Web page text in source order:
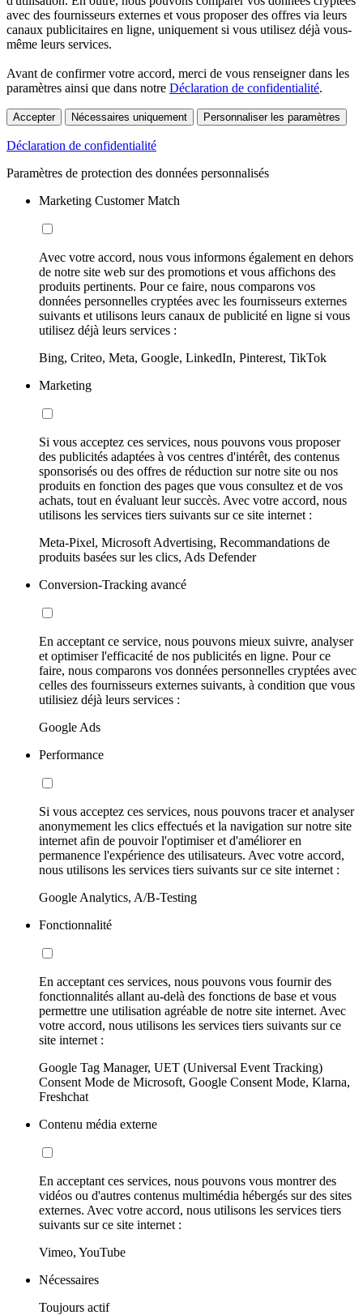
avec des fournisseurs externes et vous proposer des offres via leurs
canaux publicitaires en ligne, uniquement si vous utilisez déjà vous-
même leurs services.
Avant de confirmer votre accord, merci de vous renseigner dans les
paramètres ainsi que dans notre Déclaration de confidentialité.
Accepter Nécessaires uniquement Personnaliser les paramètres
Déclaration de confidentialité
Paramètres de protection des données personnalisés
Marketing Customer Match
Avec votre accord, nous vous informons également en dehors
de notre site web sur des promotions et vous affichons des
produits pertinents. Pour ce faire, nous comparons vos
données personnelles cryptées avec les fournisseurs externes
suivants et utilisons leurs canaux de publicité en ligne si vous
utilisez déjà leurs services :
Bing, Criteo, Meta, Google, LinkedIn, Pinterest, TikTok
Marketing
Si vous acceptez ces services, nous pouvons vous proposer
des publicités adaptées à vos centres d'intérêt, des contenus
sponsorisés ou des offres de réduction sur notre site ou nos
produits en fonction des pages que vous consultez et de vos
achats, tout en évaluant leur succès. Avec votre accord, nous
utilisons les services tiers suivants sur ce site internet :
Meta-Pixel, Microsoft Advertising, Recommandations de
produits basées sur les clics, Ads Defender
Conversion-Tracking avancé
En acceptant ce service, nous pouvons mieux suivre, analyser
et optimiser l'efficacité de nos publicités en ligne. Pour ce
faire, nous comparons vos données personnelles cryptées avec
celles des fournisseurs externes suivants, à condition que vous
utilisiez déjà leurs services :
Google Ads
Performance
Si vous acceptez ces services, nous pouvons tracer et analyser
anonymement les clics effectués et la navigation sur notre site
internet afin de pouvoir l'optimiser et d'améliorer en
permanence l'expérience des utilisateurs. Avec votre accord,
nous utilisons les services tiers suivants sur ce site internet :
Google Analytics, A/B-Testing
Fonctionnalité
En acceptant ces services, nous pouvons vous fournir des
fonctionnalités allant au-delà des fonctions de base et vous
permettre une utilisation agréable de notre site internet. Avec
votre accord, nous utilisons les services tiers suivants sur ce
site internet :
Google Tag Manager, UET (Universal Event Tracking)
Consent Mode de Microsoft, Google Consent Mode, Klarna,
Freshchat
Contenu média externe
En acceptant ces services, nous pouvons vous montrer des
vidéos ou d'autres contenus multimédia hébergés sur des sites
externes. Avec votre accord, nous utilisons les services tiers
suivants sur ce site internet :
Vimeo, YouTube
Nécessaires
Toujours actif